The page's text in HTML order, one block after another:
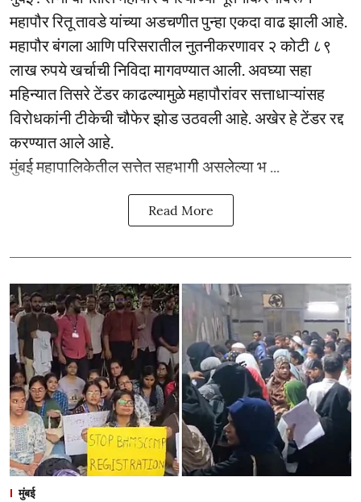
महापौर रितू तावडे यांच्या अडचणीत पुन्हा एकदा वाढ झाली आहे.
महापौर बंगला आणि परिसरातील नुतनीकरणावर २ कोटी ८९
लाख रुपये खर्चाची निविदा मागवण्यात आली. अवघ्या सहा
महिन्यात तिसरे टेंडर काढल्यामुळे महापौरांवर सत्ताधाऱ्यांसह
विरोधकांनी टीकेची चौफेर झोड उठवली आहे. अखेर हे टेंडर रद्द
करण्यात आले आहे.
मुंबई महापालिकेतील सत्तेत सहभागी असलेल्या भ ...
Read More
मुंबई